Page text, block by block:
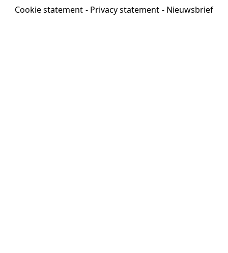
Cookie statement Privacy statement Nieuwsbrief